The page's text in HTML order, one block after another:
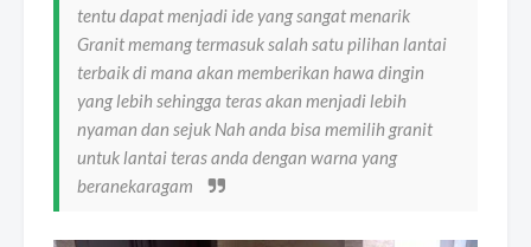
tentu dapat menjadi ide yang sangat menarik
Granit memang termasuk salah satu pilihan lantai
terbaik di mana akan memberikan hawa dingin
yang lebih sehingga teras akan menjadi lebih
nyaman dan sejuk Nah anda bisa memilih granit
untuk lantai teras anda dengan warna yang
beranekaragam